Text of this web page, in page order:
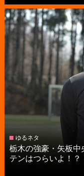
ゆるネタ
栃木の強豪・矢板
テンはつらいよ！？